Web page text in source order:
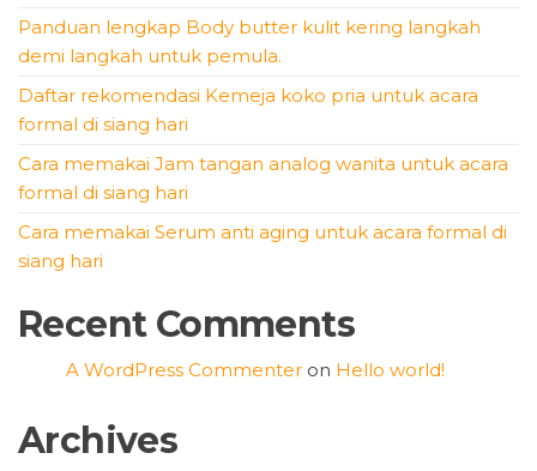
Panduan lengkap Body butter kulit kering langkah
demi langkah untuk pemula.
Daftar rekomendasi Kemeja koko pria untuk acara
formal di siang hari
Cara memakai Jam tangan analog wanita untuk acara
formal di siang hari
Cara memakai Serum anti aging untuk acara formal di
siang hari
Recent Comments
A WordPress Commenter on Hello world!
Archives